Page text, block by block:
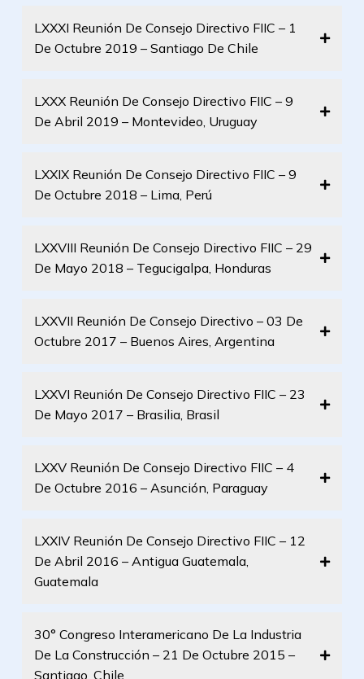
LXXXI Reunión De Consejo Directivo FIIC – 1
De Octubre 2019 – Santiago De Chile
LXXX Reunión De Consejo Directivo FIIC – 9
De Abril 2019 – Montevideo, Uruguay
LXXIX Reunión De Consejo Directivo FIIC – 9
De Octubre 2018 – Lima, Perú
LXXVIII Reunión De Consejo Directivo FIIC – 29
De Mayo 2018 – Tegucigalpa, Honduras
LXXVII Reunión De Consejo Directivo – 03 De
Octubre 2017 – Buenos Aires, Argentina
LXXVI Reunión De Consejo Directivo FIIC – 23
De Mayo 2017 – Brasilia, Brasil
LXXV Reunión De Consejo Directivo FIIC – 4
De Octubre 2016 – Asunción, Paraguay
LXXIV Reunión De Consejo Directivo FIIC – 12
De Abril 2016 – Antigua Guatemala,
Guatemala
30° Congreso Interamericano De La Industria
De La Construcción – 21 De Octubre 2015 –
Santiago, Chile